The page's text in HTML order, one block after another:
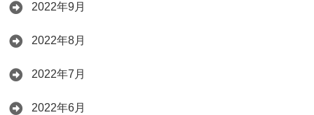
2022年9月
2022年8月
2022年7月
2022年6月